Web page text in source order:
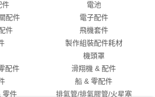
或停止蒐集、處理您的個人資料，您瞭解本商
路會員資格審核及相關處理作業，或提供您完
諒。
瑕疵或破損或是配件短缺的狀況，需要辦理換
登錄「我的帳戶」頁面申請「換貨」，我們將盡
免費鑑賞期(含例假日)，鑑賞期係供您參考、
貨（依照退貨程序辦理退貨）時敬請保持原包
件
電池
配件
電子配件
件
飛機套件
製作組裝配件耗材
機頭罩
配件
滑翔機 & 配件
船 & 零配件
零件
排氣管/排氣膠管/火星塞